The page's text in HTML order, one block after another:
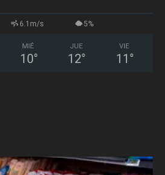
6.1m/s 5%
MIÉ
10°
JUE
12°
VIE
11 °